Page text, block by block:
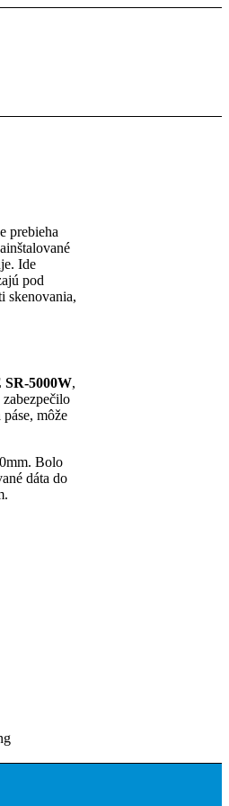
prebieha
Ide
pod
skenovania,
5000W,
môže
Bolo
dáta do